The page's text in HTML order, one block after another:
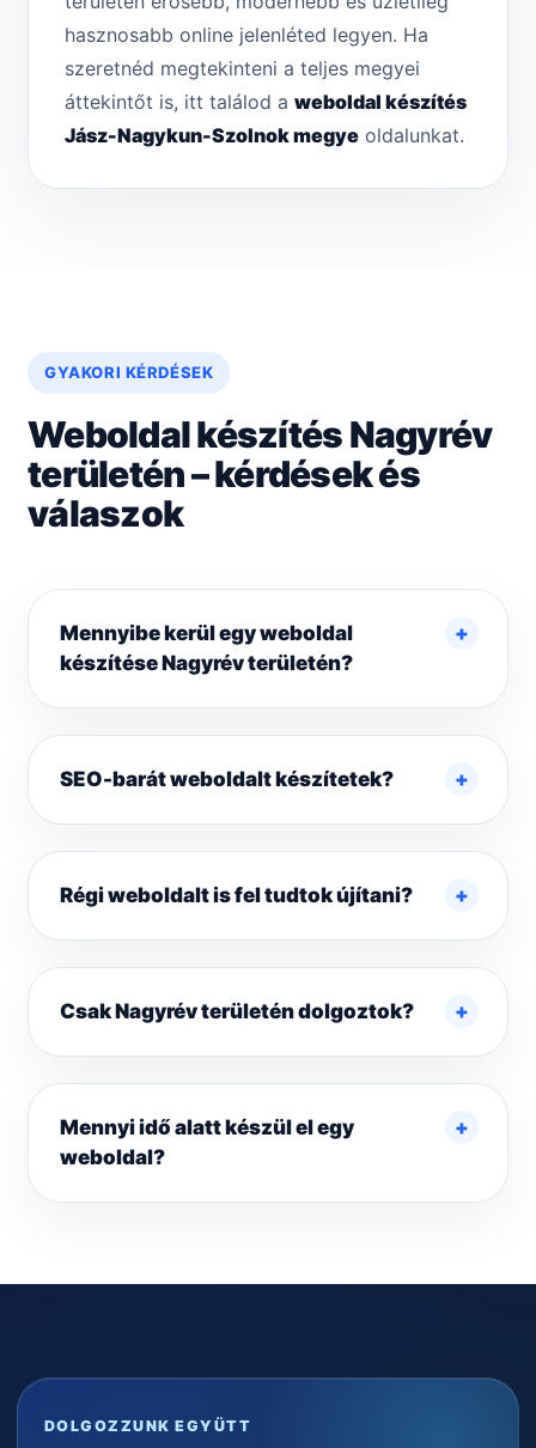
hasznosabb online jelenléted legyen. Ha
szeretnéd megtekinteni a teljes megyei
áttekintőt is, itt találod a weboldal készítés
Jász-Nagykun-Szolnok megye oldalunkat.
GYAKORI KÉRDÉSEK
Weboldal készítés Nagyrév
területén – kérdések és
válaszok
Mennyibe kerül egy weboldal
készítése Nagyrév területén?
SEO-barát weboldalt készítetek?
Régi weboldalt is fel tudtok újítani?
Csak Nagyrév területén dolgoztok?
Mennyi idő alatt készül el egy
weboldal?
DOLGOZZUNK EGYÜTT